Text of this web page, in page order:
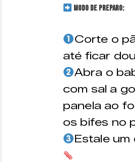
MODO DE PREPARO:
Corte o
até ficar
Abra o
com sal a
panela ao
os bifes no
Estale